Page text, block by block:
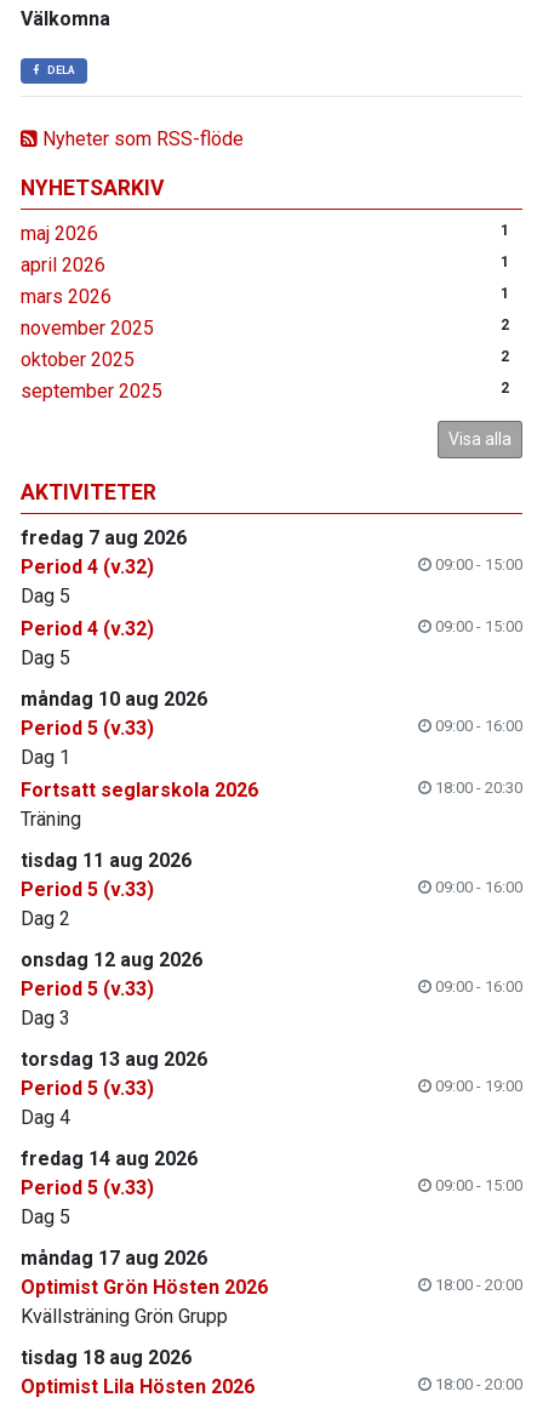
Nyheter som RSS-flöde
NYHETSARKIV
maj 2026 1
april 2026 1
mars 2026 1
november 2025 2
oktober 2025 2
september 2025 2
Visa alla
Välkomna
DELA
AKTIVITETER
fredag 7 aug 2026
Period 4 (v.32)
09:00 - 15:00
Dag 5
Period 4 (v.32)
09:00 - 15:00
Dag 5
måndag 10 aug 2026
Period 5 (v.33)
09:00 - 16:00
Dag 1
Fortsatt seglarskola 2026
18:00 - 20:30
Träning
tisdag 11 aug 2026
Period 5 (v.33)
09:00 - 16:00
Dag 2
onsdag 12 aug 2026
Period 5 (v.33)
09:00 - 16:00
Dag 3
torsdag 13 aug 2026
Period 5 (v.33)
09:00 - 19:00
Dag 4
fredag 14 aug 2026
Period 5 (v.33)
09:00 - 15:00
Dag 5
måndag 17 aug 2026
Optimist Grön Hösten 2026
18:00 - 20:00
Kvällsträning Grön Grupp
tisdag 18 aug 2026
Optimist Lila Hösten 2026
18:00 - 20:00